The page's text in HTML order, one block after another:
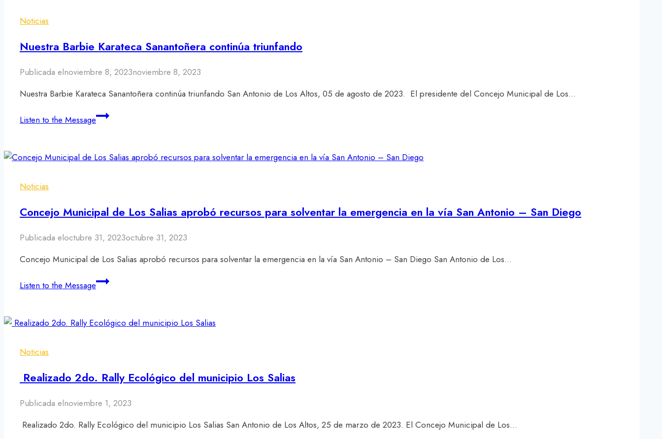
Antonio!
Noticias
Nuestra Barbie Karateca Sanantoñera continúa triunfando
Publicada elnoviembre 8, 2023noviembre 8, 2023
Nuestra Barbie Karateca Sanantoñera continúa triunfando San Antonio de Los Altos, 05 de agosto de 2023. El presidente del Concejo Municipal de Los…
Listen to the MessageNuestra
Sanantoñera
Noticias
Concejo Municipal de Los Salias aprobó recursos para solventar la emergencia en la vía San Antonio – San Diego
Publicada eloctubre 31, 2023octubre 31, 2023
Concejo Municipal de Los Salias aprobó recursos para solventar la emergencia en la vía San Antonio – San Diego San Antonio de Los…
Listen to the MessageConcejo
Los
para
solventar
la
en
Noticias
Realizado 2do. Rally Ecológico del municipio Los Salias
Publicada elnoviembre 1, 2023
Realizado 2do. Rally Ecológico del municipio Los Salias San Antonio de Los Altos, 25 de marzo de 2023. El Concejo Municipal de Los…